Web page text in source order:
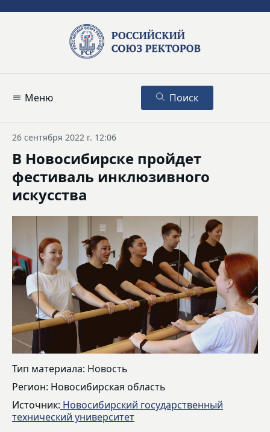
Меню Поиск
26 сентября 2022 г. 12:06
В Новосибирске пройдет
фестиваль инклюзивного
искусства
Тип материала: Новость
Регион: Новосибирская область
Источник: Новосибирский государственный
технический университет